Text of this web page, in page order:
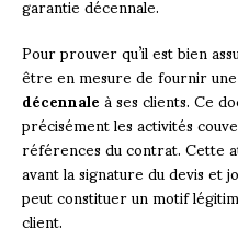
Pour prouver qu’il est bien
être en mesure de fournir une
décennaleà ses clients. Ce
précisément les activités
références du contrat. Cette
avant la signature du devis et
peut constituer un motif